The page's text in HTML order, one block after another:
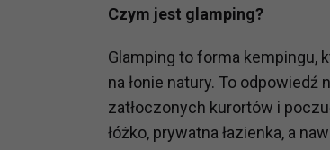
Czym jest glamping?
Glamping to forma kempingu,
na łonie natury. To
zatłoczonych kurortów i
łóżko, prywatna łazienka, a